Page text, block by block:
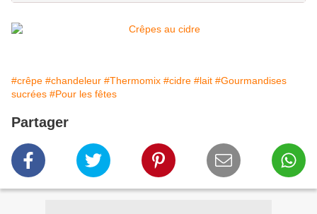
#crêpe #chandeleur #Thermomix #cidre #lait #Gourmandises
sucrées #Pour les fêtes
Partager